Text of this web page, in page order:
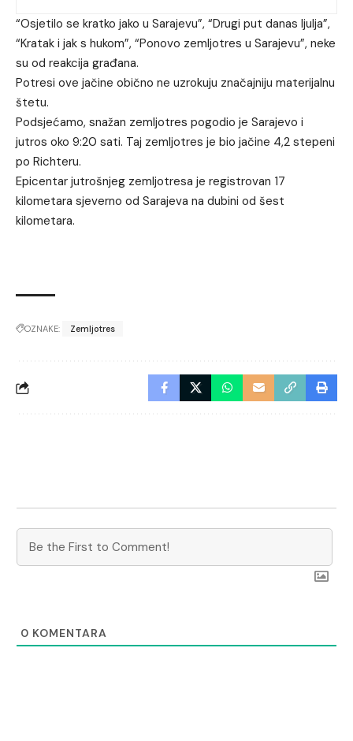
“Osjetilo se kratko jako u Sarajevu”, “Drugi put danas ljulja”,
“Kratak i jak s hukom”, “Ponovo zemljotres u Sarajevu”, neke
su od reakcija građana.
Potresi ove jačine obično ne uzrokuju značajniju materijalnu
štetu.
Podsjećamo, snažan zemljotres pogodio je Sarajevo i
jutros oko 9:20 sati. Taj zemljotres je bio jačine 4,2 stepeni
po Richteru.
Epicentar jutrošnjeg zemljotresa je registrovan 17
kilometara sjeverno od Sarajeva na dubini od šest
kilometara.
OZNAKE: Zemljotres
0 KOMENTARA